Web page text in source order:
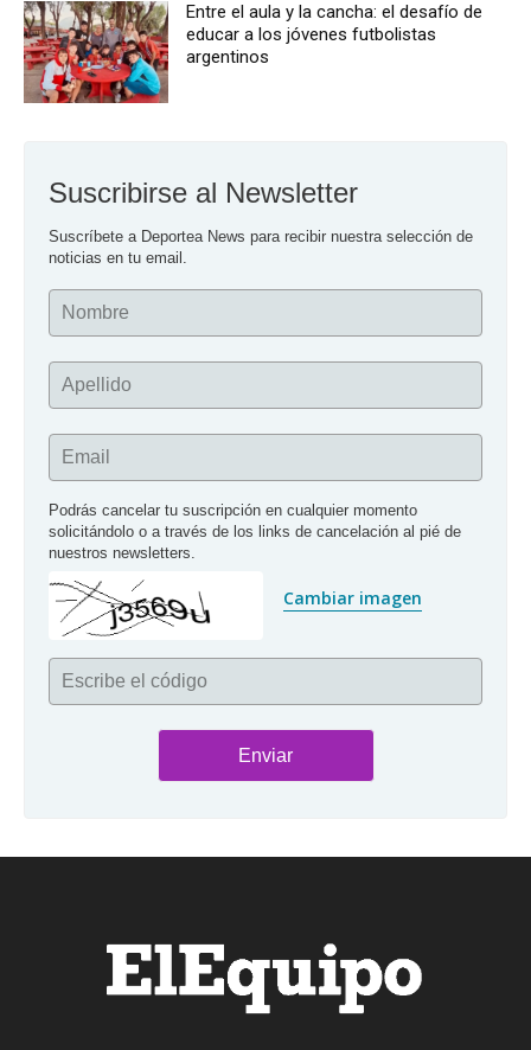
Entre el aula y la cancha: el desafío de
educar a los jóvenes futbolistas
argentinos
Suscribirse al Newsletter
Suscríbete a Deportea News para recibir nuestra selección de
noticias en tu email.
Nombre
Apellido
Email
Podrás cancelar tu suscripción en cualquier momento
solicitándolo o a través de los links de cancelación al pié de
nuestros newsletters.
Cambiar imagen
Escribe el código